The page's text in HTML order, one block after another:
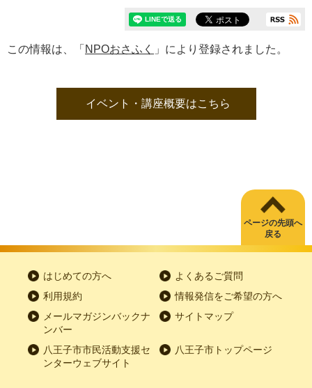
この情報は、「 NPOおさふく 」により登録されました。
イベント・講座概要はこちら
ページの先頭へ
戻る
はじめての方へ
よくあるご質問
利用規約
情報発信をご希望の方へ
メールマガジンバックナ
ンバー
サイトマップ
八王子市市民活動支援セ
ンターウェブサイト
八王子市トップページ